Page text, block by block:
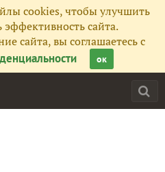
cookies, чтобы улучшить
сайта.
сайта, вы соглашаетесь с
ок